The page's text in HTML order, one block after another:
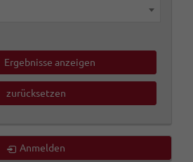
Ergebnisse anzeigen
zurücksetzen
Anmelden